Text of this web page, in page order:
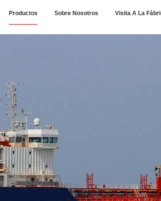
Productos Sobre Nosotros Visita A La